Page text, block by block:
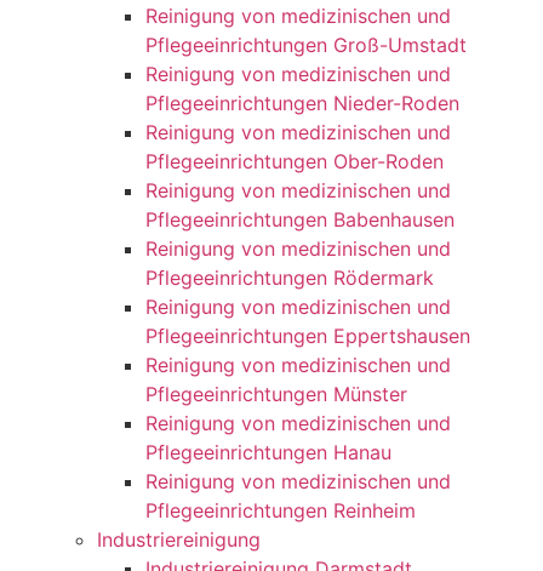
Reinigung von medizinischen und
Pflegeeinrichtungen Groß-Umstadt
Reinigung von medizinischen und
Pflegeeinrichtungen Nieder-Roden
Reinigung von medizinischen und
Pflegeeinrichtungen Ober-Roden
Reinigung von medizinischen und
Pflegeeinrichtungen Babenhausen
Reinigung von medizinischen und
Pflegeeinrichtungen Rödermark
Reinigung von medizinischen und
Pflegeeinrichtungen Eppertshausen
Reinigung von medizinischen und
Pflegeeinrichtungen Münster
Reinigung von medizinischen und
Pflegeeinrichtungen Hanau
Reinigung von medizinischen und
Pflegeeinrichtungen Reinheim
Industriereinigung